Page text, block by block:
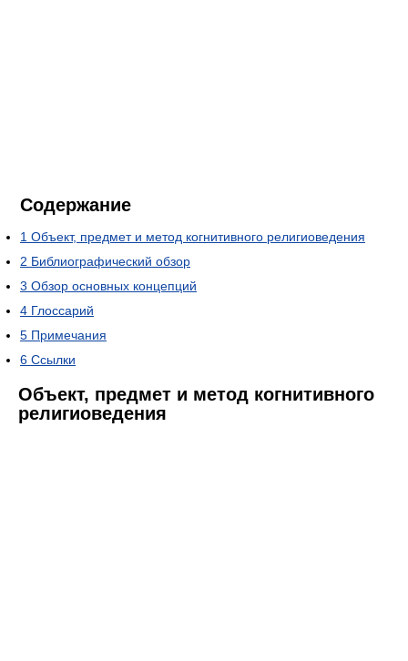
Содержание
1 Объект, предмет и метод когнитивного религиоведения
2 Библиографический обзор
3 Обзор основных концепций
4 Глоссарий
5 Примечания
6 Ссылки
Объект, предмет и метод когнитивного
религиоведения